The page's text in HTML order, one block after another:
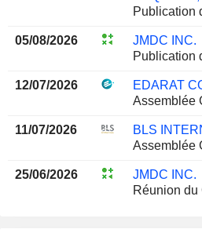
Publication
05/08/2026
JMDC INC.
Publication
12/07/2026
Assemblée
11/07/2026
Assemblée
25/06/2026
JMDC INC.
Réunion